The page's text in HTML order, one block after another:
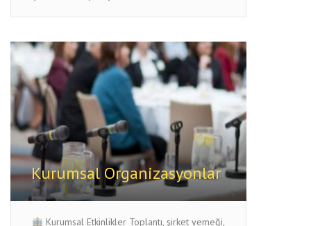
Kurumsal Organizasyonlar
Kurumsal Etkinlikler Toplantı, şirket yemeği,